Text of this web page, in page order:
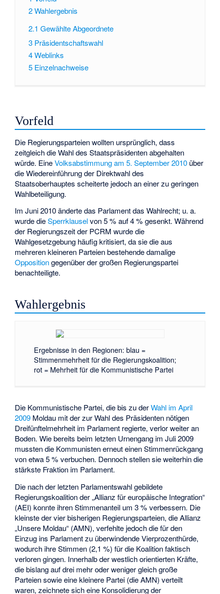
2Wahlergebnis
2.1 Gewählte Abgeordnete
3 Präsidentschaftswahl
4Weblinks
5 Einzelnachweise
Vorfeld
Die Regierungsparteien wollten ursprünglich, dass
zeitgleich die Wahl des Staatspräsidenten abgehalten
würde. EineVolksabstimmung am 5. September 2010 über
die Wiedereinführung der Direktwahl des
Staatsoberhauptes scheiterte jedoch an einer zu geringen
Wahlbeteiligung.
Im Juni 2010 änderte das Parlament das Wahlrecht; u. a.
wurde dieSperrklauselvon 5 % auf 4 % gesenkt. Während
der Regierungszeit der PCRM wurde die
Wahlgesetzgebung häufig kritisiert, da sie die aus
mehreren kleineren Parteien bestehende damalige
Oppositiongegenüber der großen Regierungspartei
benachteiligte.
Wahlergebnis
Ergebnisse in den Regionen: blau =
Stimmenmehrheit für die Regierungskoalition;
rot = Mehrheit für die Kommunistische Partei
Die Kommunistische Partei, die bis zu derWahl im April
2009 Moldau mit der zur Wahl des Präsidenten nötigen
Dreifünftelmehrheit im Parlament regierte, verlor weiter an
Boden. Wie bereits beim letzten Urnengang im Juli 2009
mussten die Kommunisten erneut einen Stimmenrückgang
von etwa 5 % verbuchen. Dennoch stellen sie weiterhin die
stärkste Fraktion im Parlament.
Die nach der letzten Parlamentswahl gebildete
Regierungskoalition der „Allianz für europäische Integration“
(AEI) konnte ihren Stimmenanteil um 3 % verbessern. Die
kleinste der vier bisherigen Regierungsparteien, die Allianz
„Unsere Moldau“ (AMN), verfehlte jedoch die für den
Einzug ins Parlament zu überwindende Vierprozenthürde,
wodurch ihre Stimmen (2,1 %) für die Koalition faktisch
verloren gingen. Innerhalb der westlich orientierten Kräfte,
die bislang auf drei mehr oder weniger gleich große
Parteien sowie eine kleinere Partei (die AMN) verteilt
waren, zeichnete sich eine Konsolidierung der